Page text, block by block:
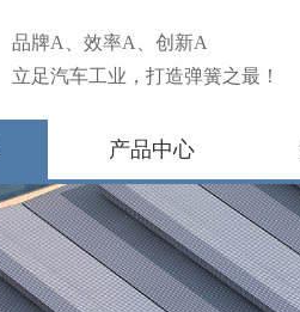
品牌A、效率A、创新A
立足汽车工业，打造弹簧之最！
产品中心